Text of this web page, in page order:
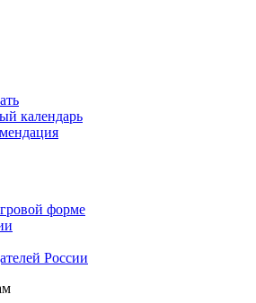
календарь
форме
России